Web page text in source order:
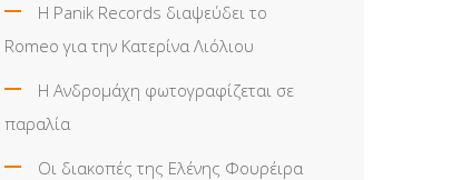
Η Panik Records διαψεύδει το
Romeo για την Κατερίνα Λιόλιου
Η Ανδρομάχη φωτογραφίζεται σε
παραλία
Οι διακοπές της Ελένης Φουρέιρα